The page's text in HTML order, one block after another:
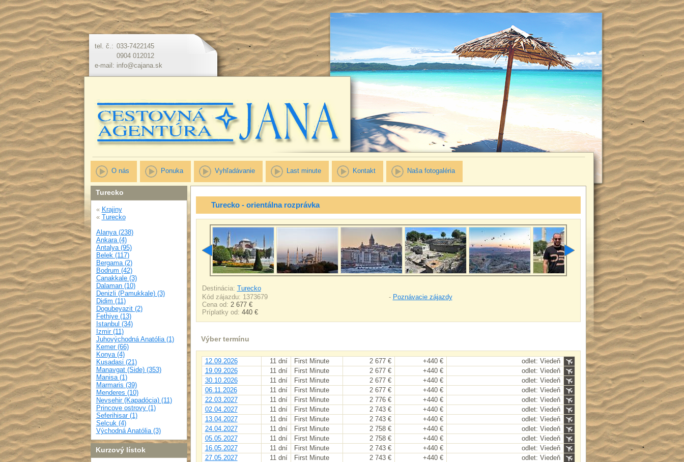
tel. č.: 033-7422145
0904 012012
e-mail: info@cajana.sk
O nás Ponuka Vyhľadávanie Last minute Kontakt Naša fotogaléria
Turecko
« Krajiny
« Turecko
Alanya (238)
Ankara (4)
Antalya (95)
Belek (117)
Bergama (2)
Bodrum (42)
Canakkale (3)
Dalaman (10)
Denizli (Pamukkale) (3)
Didim (11)
Dogubeyazit (2)
Fethiye (13)
Istanbul (34)
Izmir (11)
Juhovýchodná Anatólia (1)
Kemer (66)
Konya (4)
Kusadasi (21)
Manavgat (Side) (353)
Manisa (1)
Marmaris (39)
Menderes (10)
Nevsehir (Kapadócia) (11)
Princove ostrovy (1)
Seferihisar (1)
Selcuk (4)
Východná Anatólia (3)
Kurzový lístok
Turecko - orientálna rozprávka
Destinácia: Turecko
Kód zájazdu: 1373679
Cena od: 2 677 €
Príplatky od: 440 €
- Poznávacie zájazdy
Výber termínu
12.09.2026 11 dní First Minute 2 677 € +440 €
odlet: Viedeň
19.09.2026
11 dní First Minute 2 677 € +440 €
odlet: Viedeň
30.10.2026
11 dní First Minute 2 677 € +440 €
odlet: Viedeň
06.11.2026
11 dní First Minute 2 677 € +440 €
odlet: Viedeň
22.03.2027
11 dní First Minute 2 776 € +440 €
odlet: Viedeň
02.04.2027
11 dní First Minute 2 743 € +440 €
odlet: Viedeň
13.04.2027
11 dní First Minute 2 743 € +440 €
odlet: Viedeň
24.04.2027
11 dní First Minute 2 758 € +440 €
odlet: Viedeň
05.05.2027
11 dní First Minute 2 758 € +440 €
odlet: Viedeň
16.05.2027
11 dní First Minute 2 743 € +440 €
odlet: Viedeň
27.05.2027
11 dní First Minute 2 743 € +440 €
odlet: Viedeň